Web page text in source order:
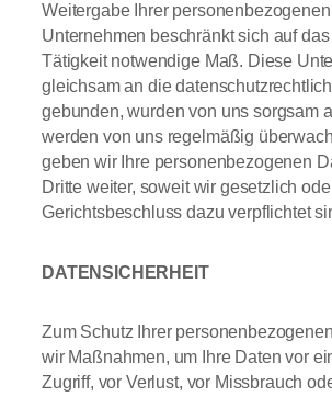
Weitergabe Ihrer
Unternehmen beschränkt sich auf
Tätigkeit notwendige Maß. Diese
gleichsam an die
gebunden, wurden von uns sorgsam
werden von uns regelmäßig
geben wir Ihre personenbezogenen
Dritte weiter, soweit wir gesetzlich
Gerichtsbeschluss dazu verpflichtet
DATENSICHERHEIT
Zum Schutz Ihrer
wir Maßnahmen, um Ihre Daten vor
Zugriff, vor Verlust, vor Missbrauch